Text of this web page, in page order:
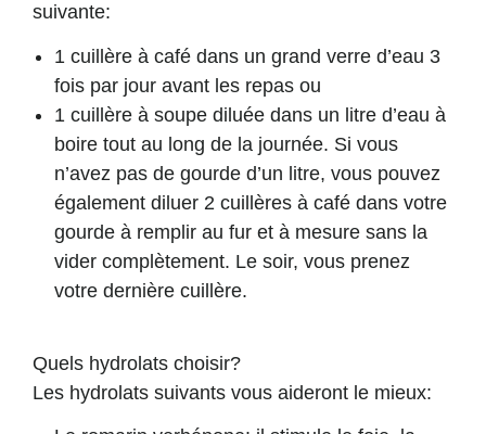
suivante:
1 cuillère à café dans un grand verre d’eau 3
fois par jour avant les repas ou
1 cuillère à soupe diluée dans un litre d’eau à
boire tout au long de la journée. Si vous
n’avez pas de gourde d’un litre, vous pouvez
également diluer 2 cuillères à café dans votre
gourde à remplir au fur et à mesure sans la
vider complètement. Le soir, vous prenez
votre dernière cuillère.
Quels hydrolats choisir?
Les hydrolats suivants vous aideront le mieux: